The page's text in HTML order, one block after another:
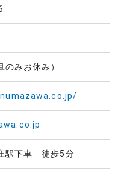
のみお休み）
駅下車 徒歩5分